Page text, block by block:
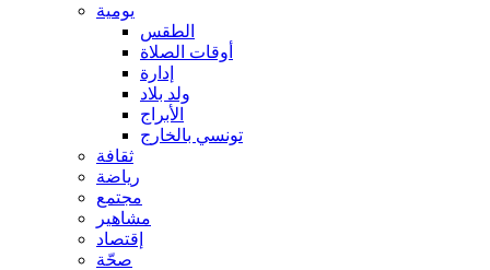
يومية
الطقس
أوقات الصلاة
إدارة
ولد بلاد
الأبراج
تونسي بالخارج
ثقافة
رياضة
مجتمع
مشاهير
إقتصاد
صحّة